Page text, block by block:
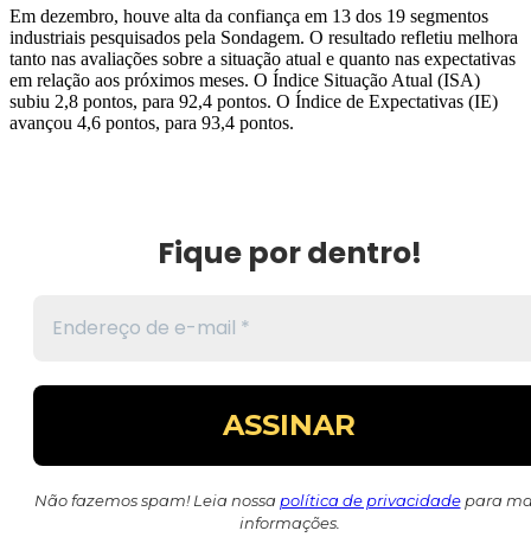
Em dezembro, houve alta da confiança em 13 dos 19 segmentos
industriais pesquisados pela Sondagem. O resultado refletiu melhora
tanto nas avaliações sobre a situação atual e quanto nas expectativas
em relação aos próximos meses. O Índice Situação Atual (ISA)
subiu 2,8 pontos, para 92,4 pontos. O Índice de Expectativas (IE)
avançou 4,6 pontos, para 93,4 pontos.
Fique por dentro!
Não fazemos spam! Leia nossa política de privacidadepara
informações.